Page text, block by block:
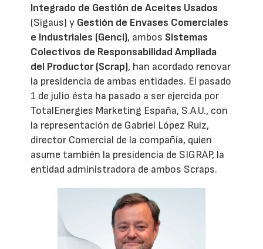
Integrado de Gestión de Aceites Usados
(Sigaus) y Gestión de Envases Comerciales
e Industriales (Genci), ambos Sistemas
Colectivos de Responsabilidad Ampliada
del Productor (Scrap), han acordado renovar
la presidencia de ambas entidades. El pasado
1 de julio ésta ha pasado a ser ejercida por
TotalEnergies Marketing España, S.A.U., con
la representación de Gabriel López Ruiz,
director Comercial de la compañía, quien
asume también la presidencia de SIGRAP, la
entidad administradora de ambos Scraps.